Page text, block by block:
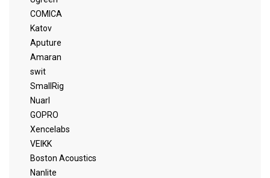
COMICA
Katov
Aputure
Amaran
swit
SmallRig
Nuarl
GOPRO
Xencelabs
VEIKK
Boston Acoustics
Nanlite